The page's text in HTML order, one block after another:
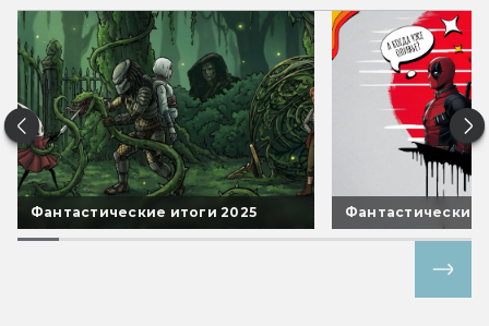
Фантастические итоги 2025 Фантастические